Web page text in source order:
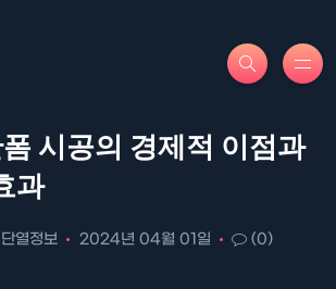
시공의 경제적 이점과
과
단열정보 2024년 04월 01일 (0)